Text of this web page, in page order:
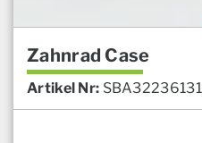
Zahnrad Case
Artikel Nr: